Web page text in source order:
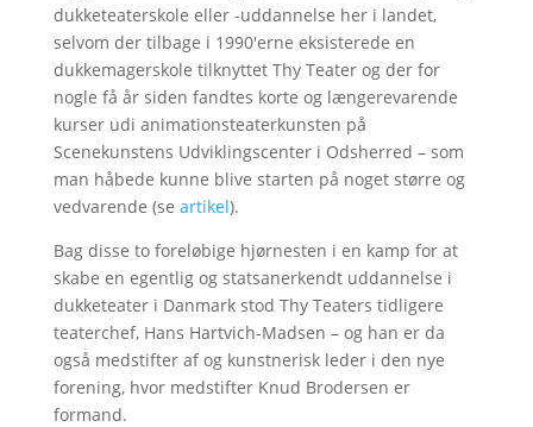
dukketeaterskole eller -uddannelse her i landet,
selvom der tilbage i 1990'erne eksisterede en
dukkemagerskole tilknyttet Thy Teater og der for
nogle få år siden fandtes korte og længerevarende
kurser udi animationsteaterkunsten på
Scenekunstens Udviklingscenter i Odsherred – som
man håbede kunne blive starten på noget større og
vedvarende (se artikel).
Bag disse to foreløbige hjørnesten i en kamp for at
skabe en egentlig og statsanerkendt uddannelse i
dukketeater i Danmark stod Thy Teaters tidligere
teaterchef, Hans Hartvich-Madsen – og han er da
også medstifter af og kunstnerisk leder i den nye
forening, hvor medstifter Knud Brodersen er
formand.